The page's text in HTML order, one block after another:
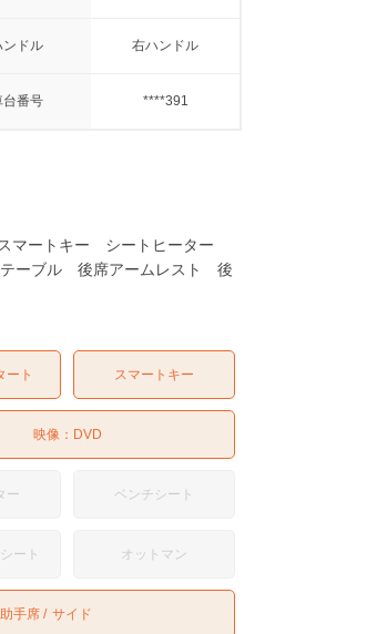
ンドル 右ハンドル
台番号 ****391
ートキー シートヒーター
ーブル 後席アームレスト 後
ート スマートキー
映像： DVD
ー ベンチシート
ート オットマン
助手席 サイド